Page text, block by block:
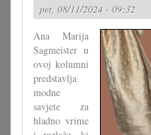
u
hrvatske
općine
zapadne
Ugarske
Austrije
u
pet, 08/11/2024 - 09:32
Ana Marija
Sagmeister u
ovoj kolumni
predstavlja
modne
savjete za
hladno vrime